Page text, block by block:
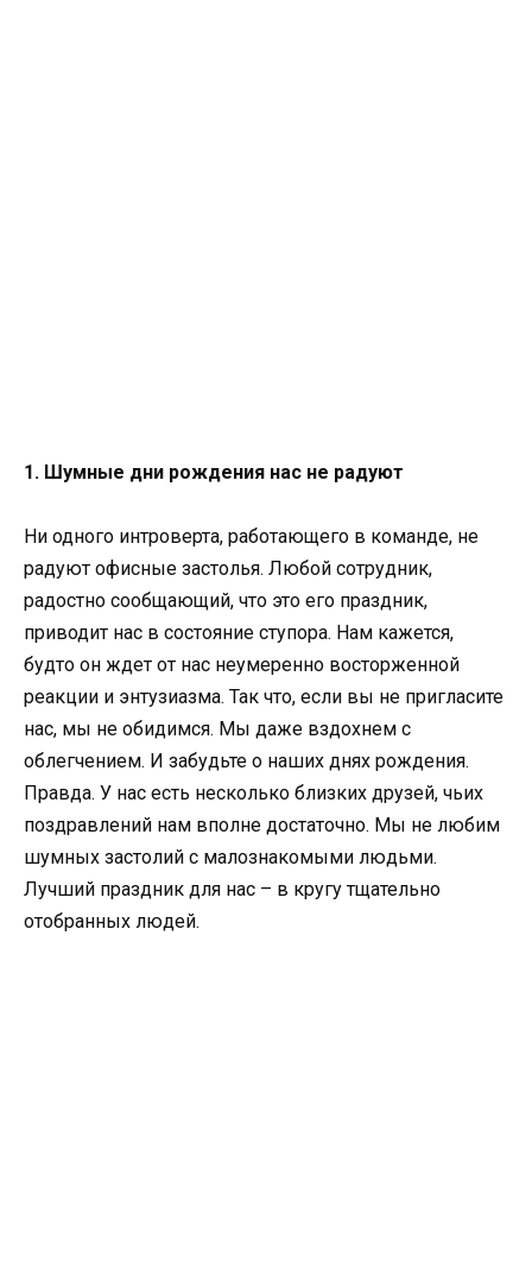
1. Шумные дни рождения нас не радуют
Ни одного интроверта, работающего в команде, не
радуют офисные застолья. Любой сотрудник,
радостно сообщающий, что это его праздник,
приводит нас в состояние ступора. Нам кажется,
будто он ждет от нас неумеренно восторженной
реакции и энтузиазма. Так что, если вы не пригласите
нас, мы не обидимся. Мы даже вздохнем с
облегчением. И забудьте о наших днях рождения.
Правда. У нас есть несколько близких друзей, чьих
поздравлений нам вполне достаточно. Мы не любим
шумных застолий с малознакомыми людьми.
Лучший праздник для нас – в кругу тщательно
отобранных людей.